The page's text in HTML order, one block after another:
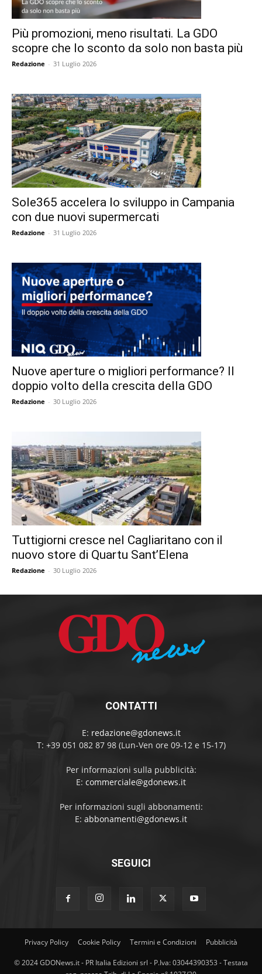
Più promozioni, meno risultati. La GDO
scopre che lo sconto da solo non basta più
Redazione - 31 Luglio 2026
Sole365 accelera lo sviluppo in Campania
con due nuovi supermercati
Redazione - 31 Luglio 2026
Nuove aperture o migliori performance? Il
doppio volto della crescita della GDO
Redazione - 30 Luglio 2026
Tuttigiorni cresce nel Cagliaritano con il
nuovo store di Quartu Sant’Elena
Redazione - 30 Luglio 2026
CONTATTI
E: redazione@gdonews.it
T: +39 051 082 87 98 (Lun-Ven ore 09-12 e 15-17)
Per informazioni sulla pubblicità:
E: commerciale@gdonews.it
Per informazioni sugli abbonamenti:
E: abbonamenti@gdonews.it
SEGUICI
Privacy Policy Cookie Policy Termini e Condizioni Pubblicità
© 2024 GDONews.it - PR Italia Edizioni srl - P.Iva: 03044390353 - Testata